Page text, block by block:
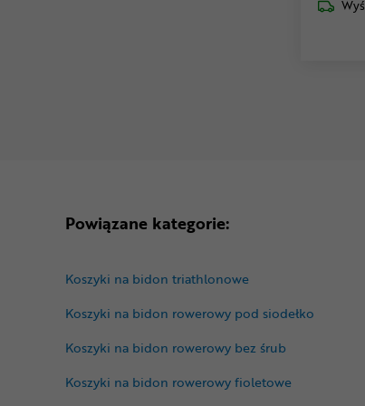
Powiązane kategorie:
Koszyki na bidon triathlonowe
Koszyki na bidon rowerowy pod siodełko
Koszyki na bidon rowerowy bez śrub
Koszyki na bidon rowerowy fioletowe